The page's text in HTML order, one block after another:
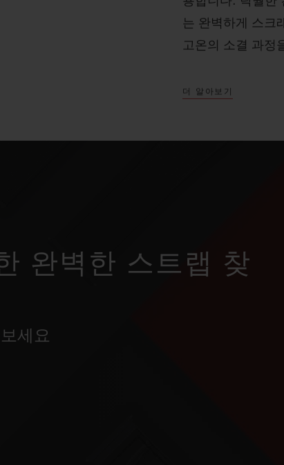
는 완벽하게 스크
고온의 소결 과정
더 알아보기
완벽한 스트랩 찾
세요